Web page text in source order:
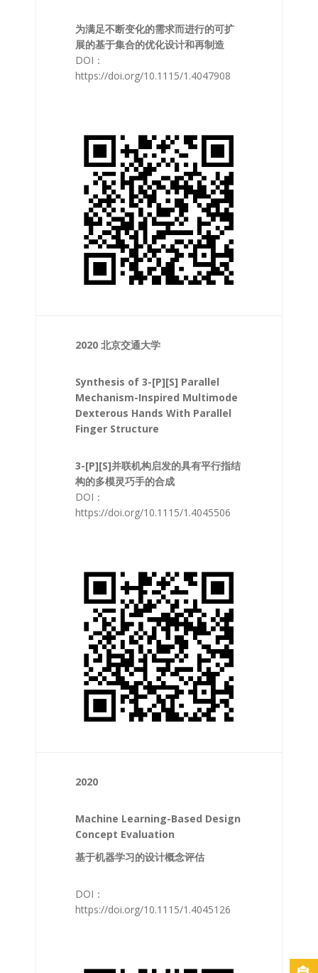
为满足不断变化的需求而进行的可扩
展的基于集合的优化设计和再制造
DOI：
https://doi.org/10.1115/1.4047908
2020 北京交通大学
Synthesis of 3-[P][S] Parallel
Mechanism-Inspired Multimode
Dexterous Hands With Parallel
Finger Structure
3-[P][S]并联机构启发的具有平行指结
构的多模灵巧手的合成
DOI：
https://doi.org/10.1115/1.4045506
2020
Machine Learning-Based Design
Concept Evaluation
基于机器学习的设计概念评估
DOI：
https://doi.org/10.1115/1.4045126